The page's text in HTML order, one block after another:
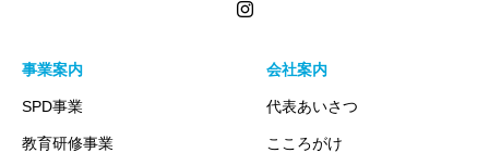
事業案内
SPD事業
教育研修事業
会社案内
代表あいさつ
こころがけ